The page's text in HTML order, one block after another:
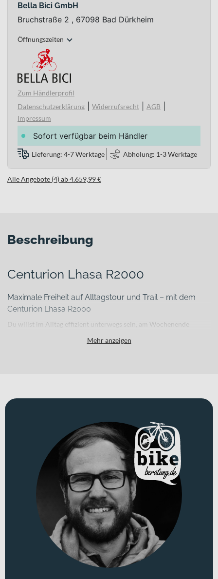
Bella Bici GmbH
Bruchstraße 2 , 67098 Bad Dürkheim
Öffnungszeiten
Zum Händlerprofil
Datenschutzerklärung
Widerrufsrecht AGB
Impressum
Sofort verfügbar beim Händler
Lieferung: 4-7 Werktage Abholung: 1-3 Werktage
Alle Angebote (4) ab 4.659,99 €
Beschreibung
Centurion Lhasa R2000
Maximale Freiheit auf Alltagstour und Trail – mit dem
Centurion Lhasa R2000
Du willst im Alltag effizient unterwegs sein, am Wochenende
Reserven verzichten? Das Centurion Lhasa R2000 verbindet genau
Als tourenorientiertes E-MTB Fully richtet sich dieses E-Bike an
anspruchsvolle Freizeit- und Trail-Enthusiasten, die
Alltagsmobilität, Touren und sportliche Gelände-Einsätze
kombinieren möchten. Dank Straßenzulassung mit LEZYNE Power
STVZO E115 Frontleuchte und CENTURION Halo Rückleuchte bist
du auch im urbanen Umfeld sicher unterwegs. Gleichzeitig bieten
dir die SCHWALBE Smart Sam 29x2.25" Reifen vorne und hinten
zuverlässigen Grip für Touren im Mittelgebirge und anspruchsvolle
Trails. Das Bike rollt dabei mit Laufrädern in 29 Zoll. Erhältlich ist
es in „infrarot“ und „schwarz“.
Technisches Konzept und Systemintegration
Im Zentrum steht ein stabiler Aluminiumrahmen, kombiniert mit
einer SR SUNTOUR Mobie34 BOOST EQ Federgabel und einem SR
Mehr anzeigen